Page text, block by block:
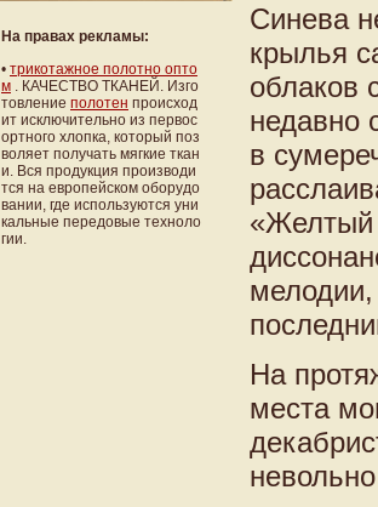
На правах рекламы:
• трикотажное полотно опто
м . КАЧЕСТВО ТКАНЕЙ. Изго
товление полотен происход
ит исключительно из первос
ортного хлопка, который поз
воляет получать мягкие ткан
и. Вся продукция производи
тся на европейском оборудо
вании, где используются уни
кальные передовые техноло
гии.
Синева
крылья
облаков
недавно
в
«Желтый
На
места